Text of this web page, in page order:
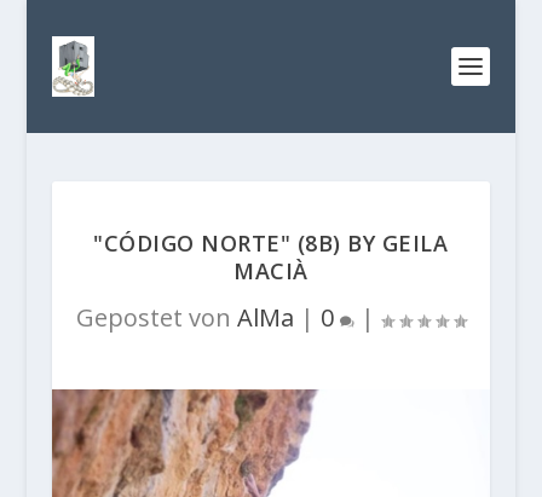
"CÓDIGO NORTE" (8B) BY GEILA
MACIÀ
Gepostet von AlMa | 0 |